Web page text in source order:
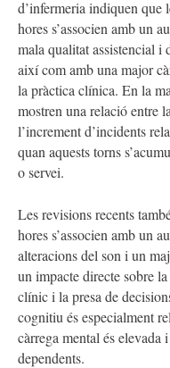
d’infermeria indiquen que
hores s’associen amb un
mala qualitat assistencial i
així com amb una major
la pràctica clínica. En la
mostren una relació entre
l’increment d’incidents
quan aquests torns
o servei.
Les revisions recents
hores s’associen amb un
alteracions del son i un
un impacte directe sobre
clínic i la presa de
cognitiu és especialment
càrrega mental és elevada
dependents.